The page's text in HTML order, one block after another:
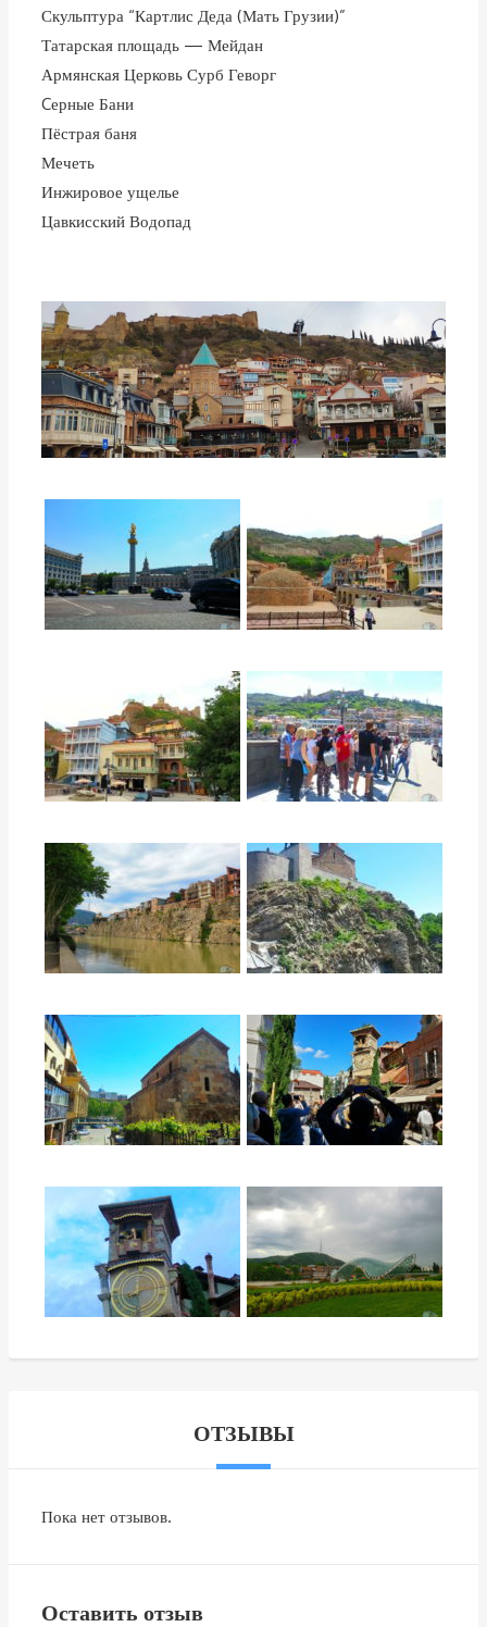
Скульптура “Картлис Деда (Мать Грузии)”
Татарская площадь — Мейдан
Армянская Церковь Сурб Геворг
Cерные Бани
Пёстрая баня
Мечеть
Инжировое ущелье
Цавкисский Водопад
ОТЗЫВЫ
Пока нет отзывов.
Оставить отзыв